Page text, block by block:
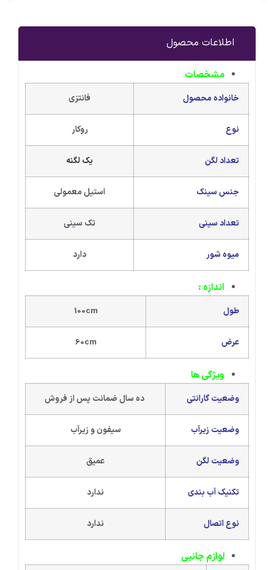
اطلاعات محصول
مشخصات
خانواده محصول فانتزی
نوع روکار
تعداد لگن یک لگنه
جنس سینک استیل معمولی
تعداد سینی تک سینی
میوه شور دارد
اندازه :
طول 100cm
عرض 60cm
ویژگی ها
وضعیت گارانتی ده سال ضمانت پس از فروش
وضعیت زیرآب سیفون و زیرآب
وضعیت لگن عمیق
تکنیک آب بندی ندارد
نوع اتصال ندارد
لوازم جانبی